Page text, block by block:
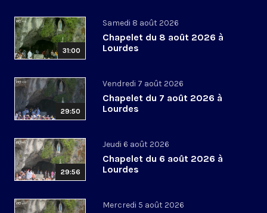
31:00
Samedi 8 août 2026
Chapelet du 8 août 2026 à
Lourdes
29:50
Vendredi 7 août 2026
Chapelet du 7 août 2026 à
Lourdes
29:56
Jeudi 6 août 2026
Chapelet du 6 août 2026 à
Lourdes
Mercredi 5 août 2026